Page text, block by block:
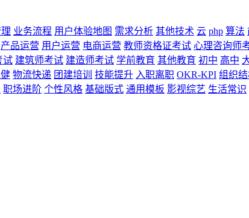
业务流程 用户体验地图 需求分析 其他技术 云 php 算法
产品运营 用户运营 电商运营 教师资格证考试 心理咨询师
试 建筑师考试 建造师考试 学前教育 其他教育 初中 高中
物流快递 团建培训 技能提升 入职离职 OKR-KPI 组织
职场进阶 个性风格 基础版式 通用模板 影视综艺 生活常识